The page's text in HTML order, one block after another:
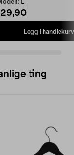
L
Legg i handlekurv
ting